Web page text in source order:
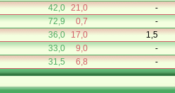
42,0 21,0 -
72,9 0,7 -
36,0 17,0 1,5
33,0 9,0 -
31,5 6,8 -